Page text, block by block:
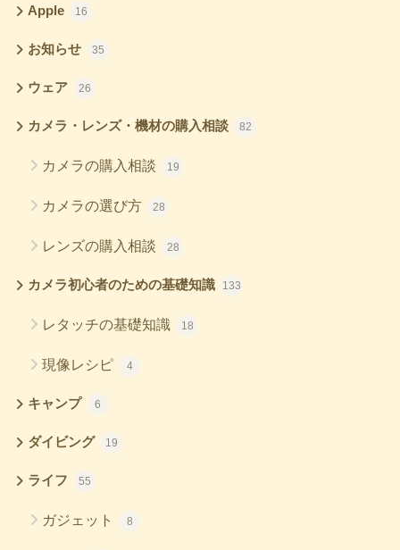
Apple 16
お知らせ 35
ウェア 26
カメラ・レンズ・機材の購入相談 82
カメラの購入相談 19
カメラの選び方 28
レンズの購入相談 28
カメラ初心者のための基礎知識 133
レタッチの基礎知識 18
現像レシピ 4
キャンプ 6
ダイビング 19
ライフ 55
ガジェット 8